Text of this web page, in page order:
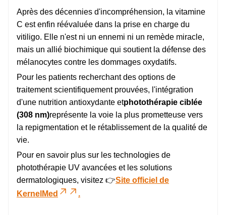
Après des décennies d'incompréhension, la vitamine
C est enfin réévaluée dans la prise en charge du
vitiligo. Elle n'est ni un ennemi ni un remède miracle,
mais un allié biochimique qui soutient la défense des
mélanocytes contre les dommages oxydatifs.
Pour les patients recherchant des options de
traitement scientifiquement prouvées, l'intégration
d'une nutrition antioxydante etphotothérapie ciblée
(308 nm)représente la voie la plus prometteuse vers
la repigmentation et le rétablissement de la qualité de
vie.
Pour en savoir plus sur les technologies de
photothérapie UV avancées et les solutions
dermatologiques, visitez 👉Site officiel de
KernelMed
.